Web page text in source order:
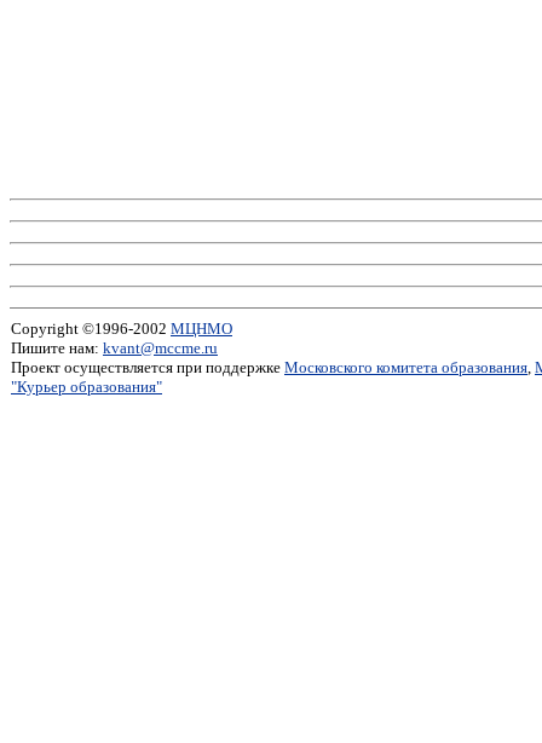
Copyright ©1996-2002 МЦНМО
Пишите нам: kvant@mccme.ru
Проект осуществляется при поддержке Московского комитета образования,
"Курьер образования"